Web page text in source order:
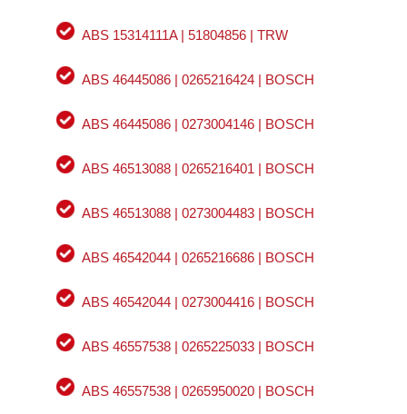
ABS 15314111A | 51804856 | TRW
ABS 46445086 | 0265216424 | BOSCH
ABS 46445086 | 0273004146 | BOSCH
ABS 46513088 | 0265216401 | BOSCH
ABS 46513088 | 0273004483 | BOSCH
ABS 46542044 | 0265216686 | BOSCH
ABS 46542044 | 0273004416 | BOSCH
ABS 46557538 | 0265225033 | BOSCH
ABS 46557538 | 0265950020 | BOSCH